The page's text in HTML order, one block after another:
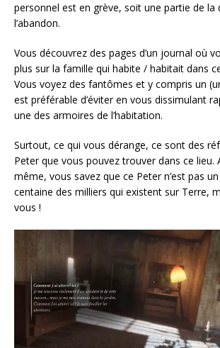
personnel est en grève, soit une partie de la
l’abandon.
Vous découvrez des pages d’un journal où
plus sur la famille qui habite / habitait dans
Vous voyez des fantômes et y compris un
est préférable d’éviter en vous dissimulant
une des armoires de l’habitation.
Surtout, ce qui vous dérange, ce sont des
Peter que vous pouvez trouver dans ce lieu.
même, vous savez que ce Peter n’est pas
centaine des milliers qui existent sur Terre,
vous !